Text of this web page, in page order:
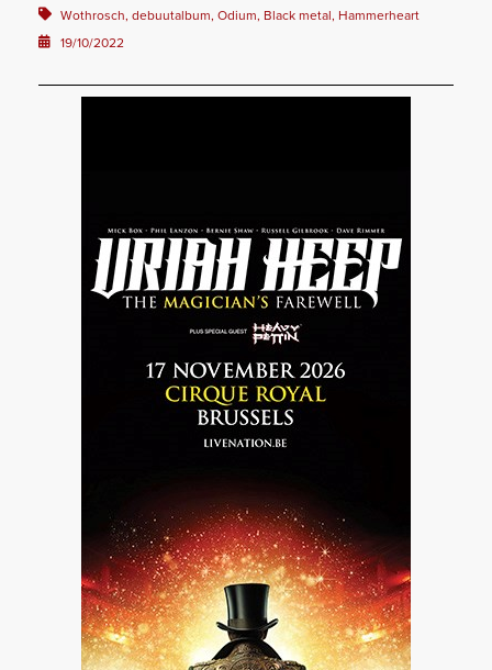
Wothrosch, debuutalbum, Odium, Black metal, Hammerheart
19/10/2022